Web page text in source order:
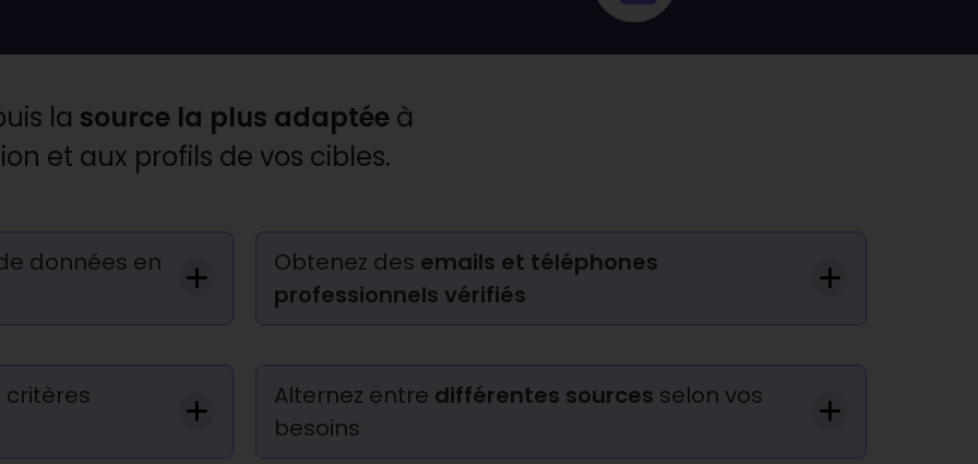
la source la plus adaptée à
et aux profils de vos cibles.
données en Obtenez des emails et téléphones
professionnels vérifiés
critères Alternez entre différentes sources selon vos
besoins